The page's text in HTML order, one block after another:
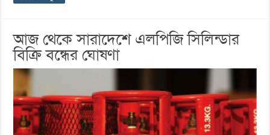
আজ থেকে সারাদেশে এলপিজি সিলিন্ডার
বিক্রি বন্ধের ঘোষণা